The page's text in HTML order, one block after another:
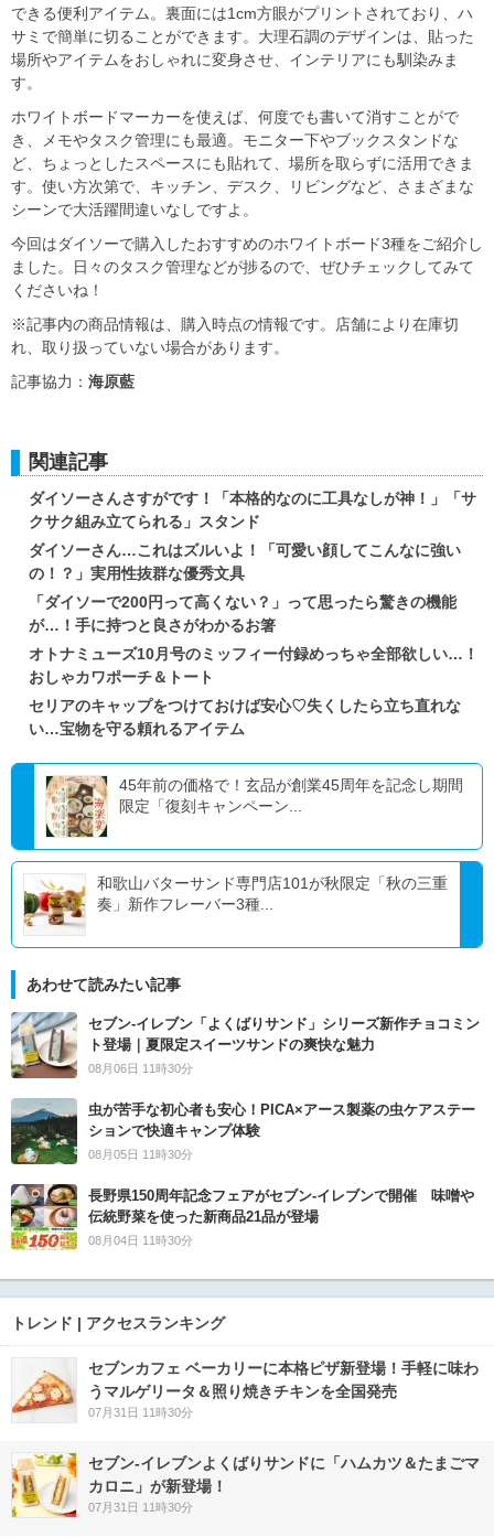
できる便利アイテム。裏面には1cm方眼がプリントされており、ハ
サミで簡単に切ることができます。大理石調のデザインは、貼った
場所やアイテムをおしゃれに変身させ、インテリアにも馴染みま
す。
ホワイトボードマーカーを使えば、何度でも書いて消すことがで
き、メモやタスク管理にも最適。モニター下やブックスタンドな
ど、ちょっとしたスペースにも貼れて、場所を取らずに活用できま
す。使い方次第で、キッチン、デスク、リビングなど、さまざまな
シーンで大活躍間違いなしですよ。
今回はダイソーで購入したおすすめのホワイトボード3種をご紹介し
ました。日々のタスク管理などが捗るので、ぜひチェックしてみて
くださいね！
※記事内の商品情報は、購入時点の情報です。店舗により在庫切
れ、取り扱っていない場合があります。
記事協力： 海原藍
関連記事
ダイソーさんさすがです！「本格的なのに工具なしが神！」「サ
クサク組み立てられる」スタンド
ダイソーさん…これはズルいよ！「可愛い顔してこんなに強い
の！？」実用性抜群な優秀文具
「ダイソーで200円って高くない？」って思ったら驚きの機能
が…！手に持つと良さがわかるお箸
オトナミューズ10月号のミッフィー付録めっちゃ全部欲しい…！
おしゃカワポーチ＆トート
セリアのキャップをつけておけば安心♡失くしたら立ち直れな
い…宝物を守る頼れるアイテム
45年前の価格で！玄品が創業45周年を記念し期間
限定「復刻キャンペーン...
和歌山バターサンド専門店101が秋限定「秋の三重
奏」新作フレーバー3種...
あわせて読みたい記事
セブン‐イレブン「よくばりサンド」シリーズ新作チョコミン
ト登場｜夏限定スイーツサンドの爽快な魅力
08月06日 11時30分
虫が苦手な初心者も安心！PICA×アース製薬の虫ケアステー
ションで快適キャンプ体験
08月05日 11時30分
長野県150周年記念フェアがセブン-イレブンで開催 味噌や
伝統野菜を使った新商品21品が登場
08月04日 11時30分
トレンド | アクセスランキング
セブンカフェ ベーカリーに本格ピザ新登場！手軽に味わ
うマルゲリータ＆照り焼きチキンを全国発売
07月31日 11時30分
セブン‐イレブンよくばりサンドに「ハムカツ＆たまごマ
カロニ」が新登場！
07月31日 11時30分